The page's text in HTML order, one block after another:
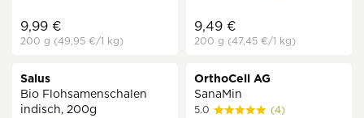
9,99 €
200 g (49,95 €/1 kg)
9,49 €
200 g (47,45 €/1 kg)
Salus
Bio Flohsamenschalen
indisch, 200g
OrthoCell AG
SanaMin
5.0 (4)